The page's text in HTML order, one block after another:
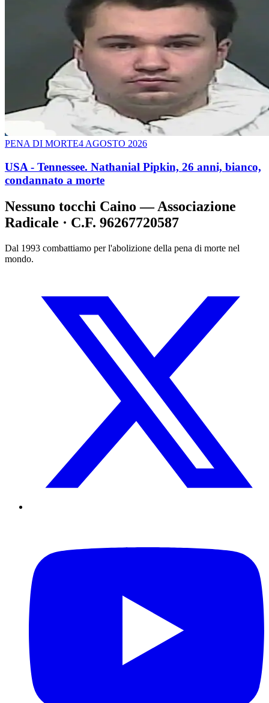
PENA DI MORTE4 AGOSTO 2026
USA - Tennessee. Nathanial Pipkin, 26 anni, bianco,
condannato a morte
Nessuno tocchi Caino — Associazione
Radicale · C.F. 96267720587
Dal 1993 combattiamo per l'abolizione della pena di morte nel
mondo.